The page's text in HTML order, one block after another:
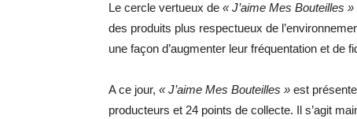
Le cercle vertueux de « J’aime Mes Bouteilles »
des produits plus respectueux de
une façon d’augmenter leur fréquentation et de
A ce jour, « J’aime Mes Bouteilles » est
producteurs et 24 points de collecte. Il s’agit